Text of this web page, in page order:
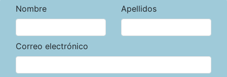
Nombre Apellidos
Correo electrónico